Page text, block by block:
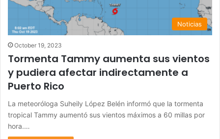
Noticias
October 19, 2023
Tormenta Tammy aumenta sus vientos
y pudiera afectar indirectamente a
Puerto Rico
La meteoróloga Suheily López Belén informó que la tormenta
tropical Tammy aumentó sus vientos máximos a 60 millas por
hora.…